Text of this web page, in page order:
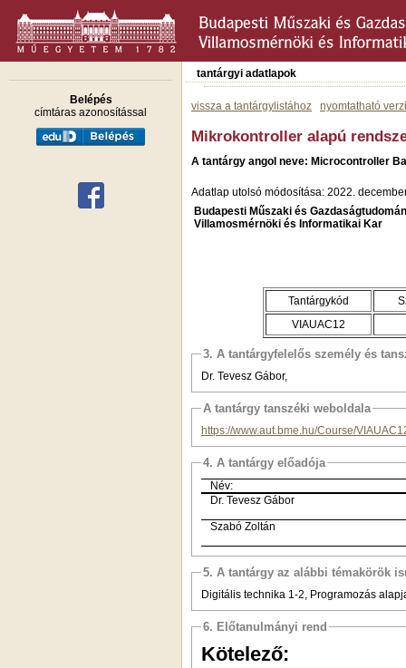
Belépés
címtáras azonosítással
tantárgyi adatlapok
vissza a tantárgylistához nyomtatható
Mikrokontroller alapú
A tantárgy angol neve: Microcontroller
Adatlap utolsó módosítása: 2022.
Budapesti Műszaki és
Villamosmérnöki és Informatikai Kar
Tantárgykód
VIAUAC12
3. A tantárgyfelelős személy és
Dr. Tevesz Gábor,
A tantárgy tanszéki weboldala
https://www.aut.bme.hu/Course/
4. A tantárgy előadója
Név:
Dr. Tevesz Gábor
Szabó Zoltán
5. A tantárgy az alábbi témakörök
Digitális technika 1-2, Programozás
6. Előtanulmányi rend
Kötelező: